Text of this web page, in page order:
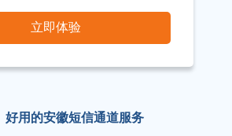
立即体验
好用的安徽短信通道服务